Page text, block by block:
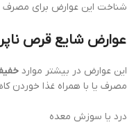
شناخت این عوارض برای
عوارض شایع قرص
این عوارض در بیشتر موارد
مصرف یا با همراه غذا خوردن
درد یا سوزش معده